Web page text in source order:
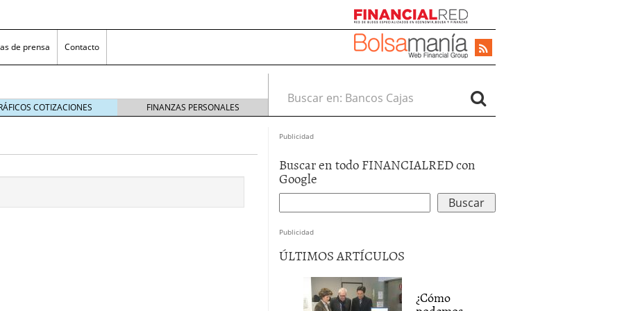
de prensa Contacto
Banco
bancarias
hacer ganar a los clientes
opciones para conseguir efectivo
COTIZACIONES FINANZAS PERSONALES
Buscar en:
Publicidad
Buscar en todo FINANCIALRED con
Google
Publicidad
ÚLTIMOS ARTÍCULOS
¿Cómo